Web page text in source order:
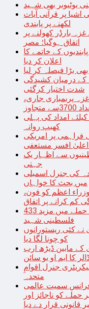
پر قرآنی آیات
لکھنے پر پابندی
بارڈر کھولنے پر
اتفاق ہوگیا؛ مصر
عائد پابندیوں کے خاتمے کا
اعلان کر دیا
بڑا فیصلہ کر لیا
کے درمیان کشیدگی
شدت اختیار کرگئی
پربمباری جاری،
امداد کی پہلی
کھیپ روانہ
فراہمی پر امریکی
افسر مستعفی
سے اظہار یک
جہتی
کی جنرل اسمبلی
میں بحث کا خواہاں
اعظم کو فون،
کم کرانے پر اتفاق
غزہ کے پناہ گزین کیمپ پر اسرائیلی حملے میں مزید 433
فلسطینی شہید
کئی ریستورانوں
کو چونا لگا دیا
کے مابین ڈیڑھ ارب
کا ایم او یو سائن
جنرل اقوامِ
متحدہ
فرانس سمیت عالمی
کو ناجائز اور
قانونی قرار دے دیا